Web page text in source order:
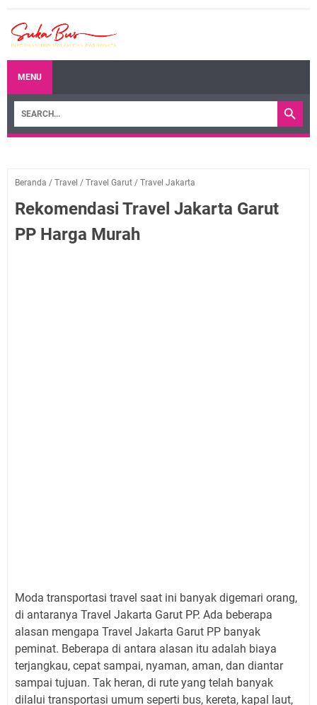
MENU
Beranda / Travel / Travel Garut / Travel Jakarta
Rekomendasi Travel Jakarta Garut
PP Harga Murah
Moda transportasi travel saat ini banyak digemari orang,
di antaranya Travel Jakarta Garut PP. Ada beberapa
alasan mengapa Travel Jakarta Garut PP banyak
peminat. Beberapa di antara alasan itu adalah biaya
terjangkau, cepat sampai, nyaman, aman, dan diantar
sampai tujuan. Tak heran, di rute yang telah banyak
dilalui transportasi umum seperti bus, kereta, kapal laut,